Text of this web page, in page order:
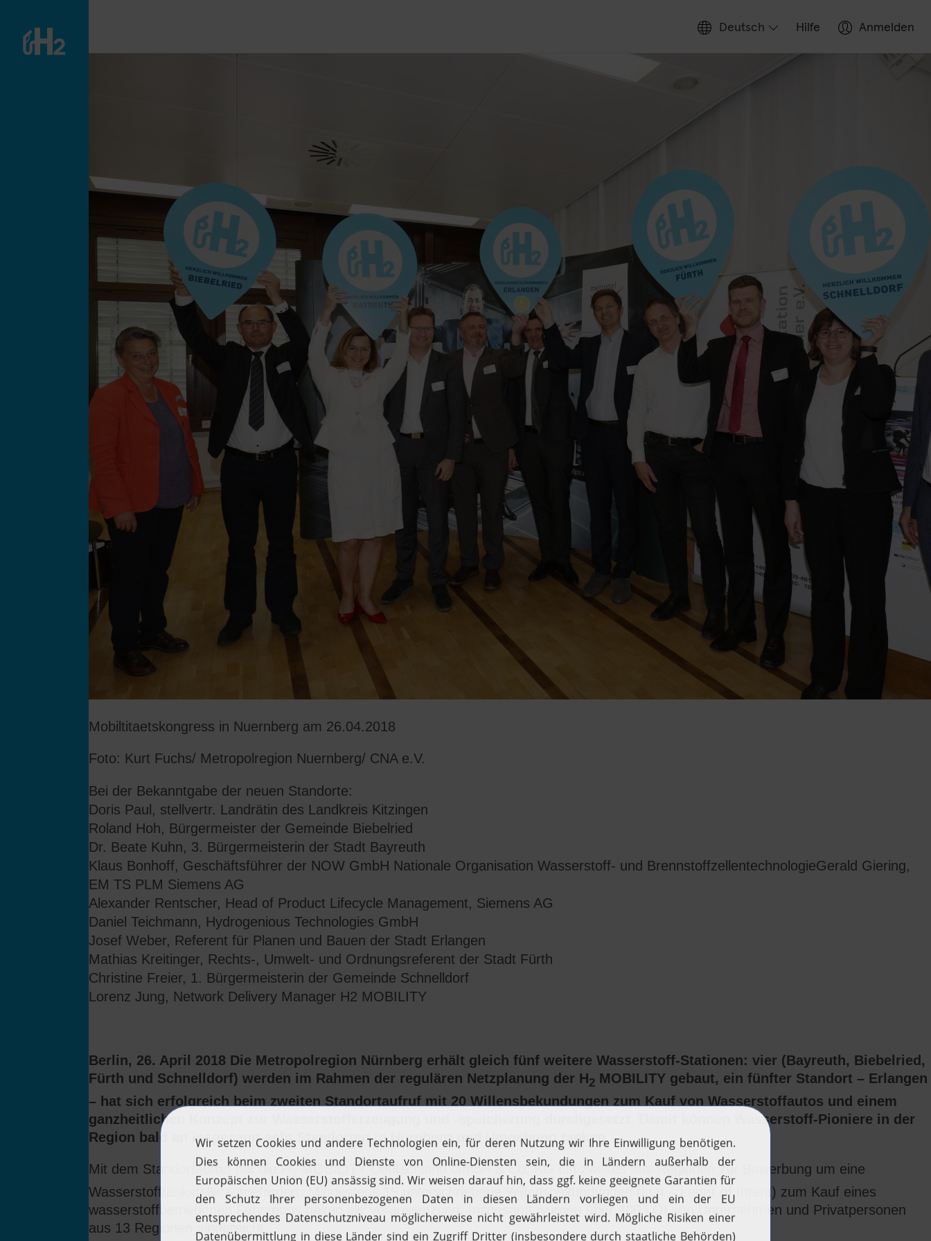
Deutsch Hilfe Anmelden
Mobiltitaetskongress in Nuernberg am 26.04.2018
Foto: Kurt Fuchs/ Metropolregion Nuernberg/ CNA e.V.
Bei der Bekanntgabe der neuen Standorte:
Doris Paul, stellvertr. Landrätin des Landkreis Kitzingen
Roland Hoh, Bürgermeister der Gemeinde Biebelried
Dr. Beate Kuhn, 3. Bürgermeisterin der Stadt Bayreuth
Klaus Bonhoff, Geschäftsführer der NOW GmbH Nationale Organisation Wasserstoff- und BrennstoffzellentechnologieGerald Giering,
EM TS PLM Siemens AG
Alexander Rentscher, Head of Product Lifecycle Management, Siemens AG
Daniel Teichmann, Hydrogenious Technologies GmbH
Josef Weber, Referent für Planen und Bauen der Stadt Erlangen
Mathias Kreitinger, Rechts-, Umwelt- und Ordnungsreferent der Stadt Fürth
Christine Freier, 1. Bürgermeisterin der Gemeinde Schnelldorf
Lorenz Jung, Network Delivery Manager H2 MOBILITY
Berlin, 26. April 2018 Die Metropolregion Nürnberg erhält gleich fünf weitere Wasserstoff-Stationen: vier (Bayreuth, Biebelried,
Fürth und Schnelldorf) werden im Rahmen der regulären Netzplanung der H2 MOBILITY gebaut, ein fünfter Standort – Erlangen
– hat sich erfolgreich beim zweiten Standortaufruf mit 20 Willensbekundungen zum Kauf von Wasserstoffautos und einem
ganzheitlichen Konzept zur Wasserstofferzeugung und -speicherung durchgesetzt. Damit können Wasserstoff-Pioniere in der
Region bald an insgesamt acht Standorten in Nürnberg und Umgebung tanken.
Mit dem Standortaufruf hat die H MOBILITY Deutschland GmbH & Co. KG ein zweites Mal Regionen zur Bewerbung um eine
Wasserstofftankstelle aufgefordert. Mindestens 15 unterschriebene Willensbekundungen (LOI – Letter of Intent) zum Kauf eines
wasserstoffbetriebenen Fahrzeugs galten als Voraussetzung. Insgesamt wurden über 400 LOI von Unternehmen und Privatpersonen
aus 13 Regionen eingereicht.